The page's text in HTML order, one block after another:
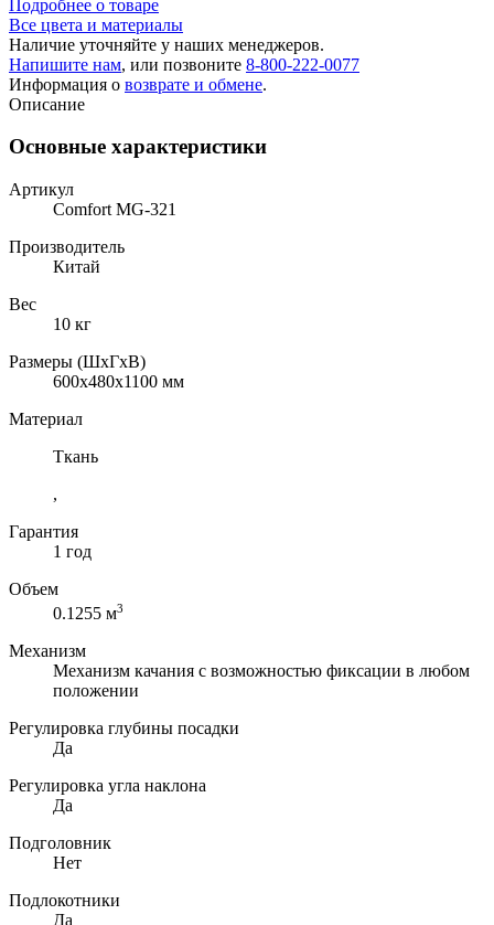
Подробнее о товаре
Все цвета и материалы
Наличие уточняйте у наших менеджеров.
Напишите нам, или позвоните 8-800-222-0077
Информация о возврате и обмене.
Описание
Основные характеристики
Артикул
Comfort MG-321
Производитель
Китай
Вес
10 кг
Размеры (ШхГхВ)
600x480x1100 мм
Материал
Ткань
,
Гарантия
1 год
Объем
0.1255 м3
Механизм
Механизм качания с возможностью фиксации в любом
положении
Регулировка глубины посадки
Да
Регулировка угла наклона
Да
Подголовник
Нет
Подлокотники
Да